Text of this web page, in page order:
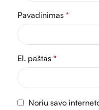
Pavadinimas *
El. paštas *
Noriu savo